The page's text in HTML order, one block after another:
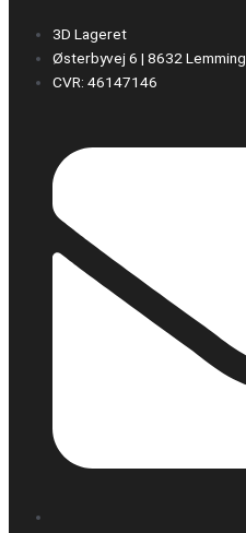
3D Lageret
Østerbyvej 6 | 8632 Lemming
CVR: 46147146